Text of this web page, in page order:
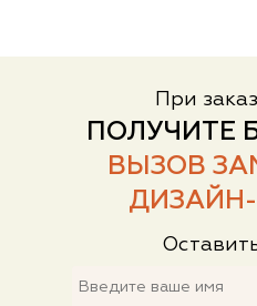
При
ПОЛУЧИТЕ
ВЫЗОВ